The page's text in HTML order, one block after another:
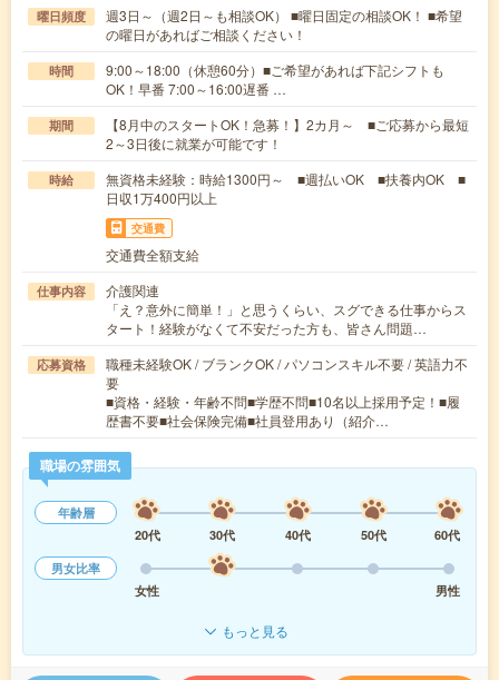
曜日頻度
週3日～（週2日～も相談OK） ■曜日固定の相談OK！ ■希望
の曜日があればご相談ください！
時間
9:00～18:00（休憩60分）■ご希望があれば下記シフトも
OK！早番 7:00～16:00遅番 …
期間
【8月中のスタートOK！急募！】2カ月～ ■ご応募から最短
2～3日後に就業が可能です！
時給
無資格未経験：時給1300円～ ■週払いOK ■扶養内OK ■
日収1万400円以上
交通費
交通費全額支給
仕事内容
介護関連
「え？意外に簡単！」と思うくらい、スグできる仕事からス
タート！経験がなくて不安だった方も、皆さん問題…
応募資格
職種未経験OK / ブランクOK / パソコンスキル不要 / 英語力不
要
■資格・経験・年齢不問■学歴不問■10名以上採用予定！■履
歴書不要■社会保険完備■社員登用あり（紹介…
職場の雰囲気
年齢層
20代
30代 40代 50代
60代
男女比率
女性
男性
もっと見る